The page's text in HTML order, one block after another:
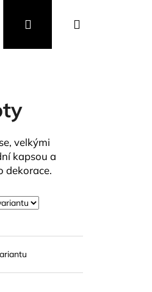
Vrácení a výměna zboží
PřihlášeníNákupní
velkými
kapsou a
dekorace.